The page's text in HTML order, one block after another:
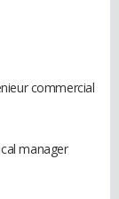
commercial
manager